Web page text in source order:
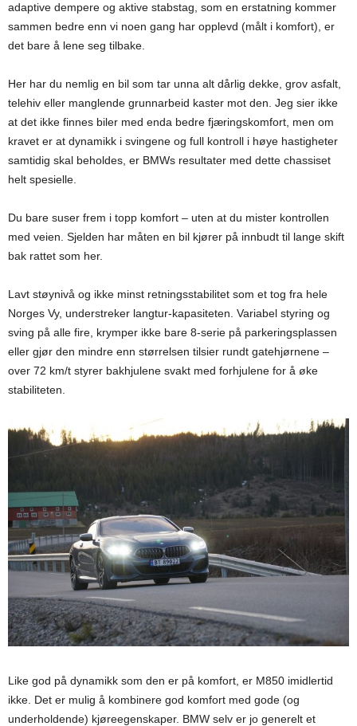
adaptive dempere og aktive stabstag, som en erstatning kommer
sammen bedre enn vi noen gang har opplevd (målt i komfort), er
det bare å lene seg tilbake.
Her har du nemlig en bil som tar unna alt dårlig dekke, grov asfalt,
telehiv eller manglende grunnarbeid kaster mot den. Jeg sier ikke
at det ikke finnes biler med enda bedre fjæringskomfort, men om
kravet er at dynamikk i svingene og full kontroll i høye hastigheter
samtidig skal beholdes, er BMWs resultater med dette chassiset
helt spesielle.
Du bare suser frem i topp komfort – uten at du mister kontrollen
med veien. Sjelden har måten en bil kjører på innbudt til lange skift
bak rattet som her.
Lavt støynivå og ikke minst retningsstabilitet som et tog fra hele
Norges Vy, understreker langtur-kapasiteten. Variabel styring og
sving på alle fire, krymper ikke bare 8-serie på parkeringsplassen
eller gjør den mindre enn størrelsen tilsier rundt gatehjørnene –
over 72 km/t styrer bakhjulene svakt med forhjulene for å øke
stabiliteten.
Like god på dynamikk som den er på komfort, er M850 imidlertid
ikke. Det er mulig å kombinere god komfort med gode (og
underholdende) kjøreegenskaper. BMW selv er jo generelt et